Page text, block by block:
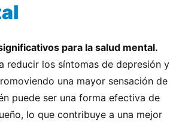
para la salud mental.
reducir los síntomas de depresión y
una mayor sensación de
puede ser una forma efectiva de
lo que contribuye a una mejor